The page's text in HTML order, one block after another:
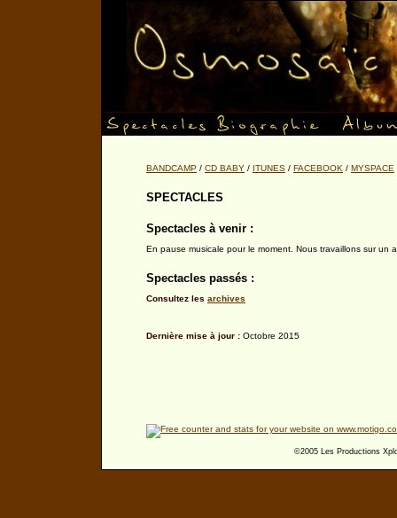
BANDCAMP / CD BABY / ITUNES / FACEBOOK / MYSPACE
SPECTACLES
Spectacles à venir :
En pause musicale pour le moment. Nous travaillons sur un
Spectacles passés :
Consultez les archives
Dernière mise à jour : Octobre 2015
©2005 Les Productions